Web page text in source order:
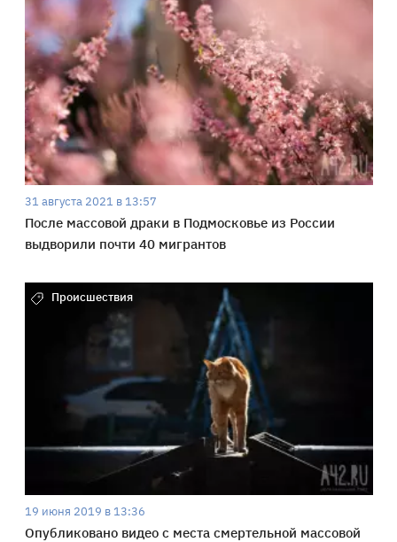
31 августа 2021 в 13:57
После массовой драки в Подмосковье из России
выдворили почти 40 мигрантов
Происшествия
19 июня 2019 в 13:36
Опубликовано видео с места смертельной массовой